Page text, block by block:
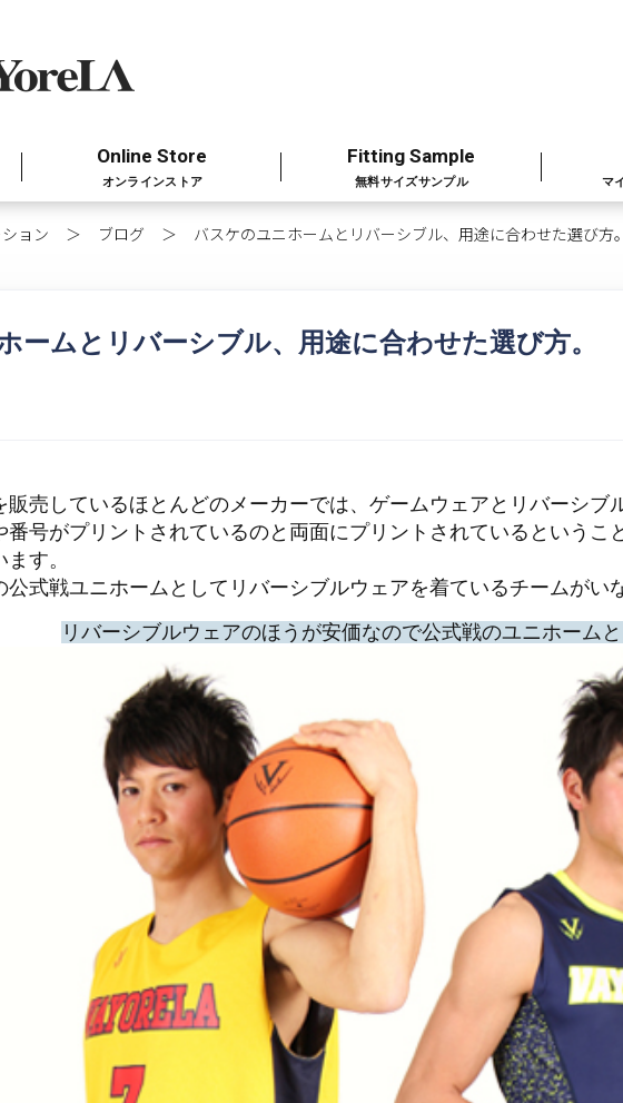
Online Store
オンラインストア
Fitting Sample
無料サイズサンプル マ
ョン ブログ バスケのユニホームとリバーシブル、用途に合わせた選び方。
ームとリバーシブル、用途に合わせた選び方。
販売しているほとんどのメーカーでは、ゲームウェアとリバーシブ
番号がプリントされているのと両面にプリントされているというこ
す。
公式戦ユニホームとしてリバーシブルウェアを着ているチームがい
リバーシブルウェアのほうが安価なので公式戦のユニホーム